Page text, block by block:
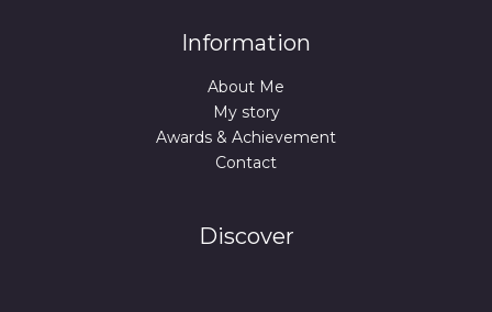
Information
About Me
My story
Awards & Achievement
Contact
Discover